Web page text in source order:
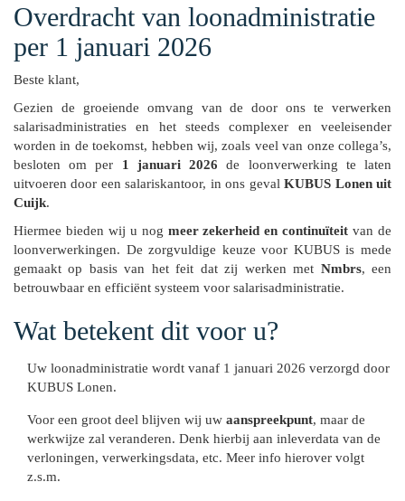
Overdracht van loonadministratie
per 1 januari 2026
Beste klant,
Gezien de groeiende omvang van de door ons te verwerken
salarisadministraties en het steeds complexer en veeleisender
worden in de toekomst, hebben wij, zoals veel van onze collega’s,
besloten om per 1 januari 2026 de loonverwerking te laten
uitvoeren door een salariskantoor, in ons gevalKUBUS Lonen uit
Cuijk.
Hiermee bieden wij u nog meer zekerheid en continuïteit van de
loonverwerkingen. De zorgvuldige keuze voor KUBUS is mede
gemaakt op basis van het feit dat zij werken met Nmbrs, een
betrouwbaar en efficiënt systeem voor salarisadministratie.
Wat betekent dit voor u?
Uw loonadministratie wordt vanaf 1 januari 2026 verzorgd door
KUBUS Lonen.
Voor een groot deel blijven wij uw aanspreekpunt, maar de
werkwijze zal veranderen. Denk hierbij aan inleverdata van de
verloningen, verwerkingsdata, etc. Meer info hierover volgt
z.s.m.